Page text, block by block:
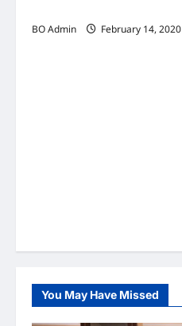
BO Admin
February 14, 2020
You May Have Missed